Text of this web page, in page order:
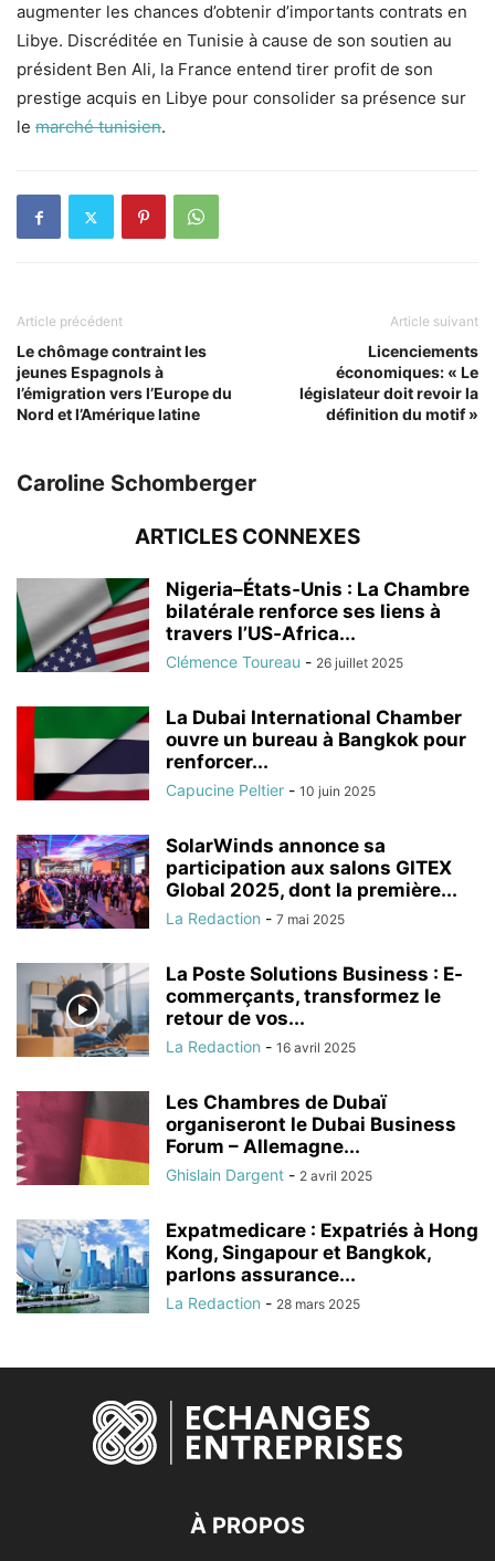
augmenter les chances d’obtenir d’importants contrats en
Libye. Discréditée en Tunisie à cause de son soutien au
président Ben Ali, la France entend tirer profit de son
prestige acquis en Libye pour consolider sa présence sur
le marché tunisien.
Article précédent
Le chômage contraint les
jeunes Espagnols à
l’émigration vers l’Europe du
Nord et l’Amérique latine
Article suivant
Licenciements
économiques: « Le
législateur doit revoir la
définition du motif »
Caroline Schomberger
ARTICLES CONNEXES
Nigeria–États‑Unis : La Chambre
bilatérale renforce ses liens à
travers l’US‑Africa...
Clémence Toureau - 26 juillet 2025
La Dubai International Chamber
ouvre un bureau à Bangkok pour
renforcer...
Capucine Peltier - 10 juin 2025
SolarWinds annonce sa
participation aux salons GITEX
Global 2025, dont la première...
La Redaction - 7 mai 2025
La Poste Solutions Business : E-
commerçants, transformez le
retour de vos...
La Redaction - 16 avril 2025
Les Chambres de Dubaï
organiseront le Dubai Business
Forum – Allemagne...
Ghislain Dargent - 2 avril 2025
Expatmedicare : Expatriés à Hong
Kong, Singapour et Bangkok,
parlons assurance...
La Redaction - 28 mars 2025
À PROPOS